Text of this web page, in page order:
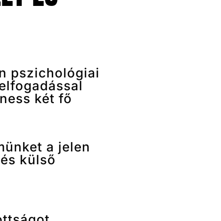
pszichológiai
két fő
a jelen
külső